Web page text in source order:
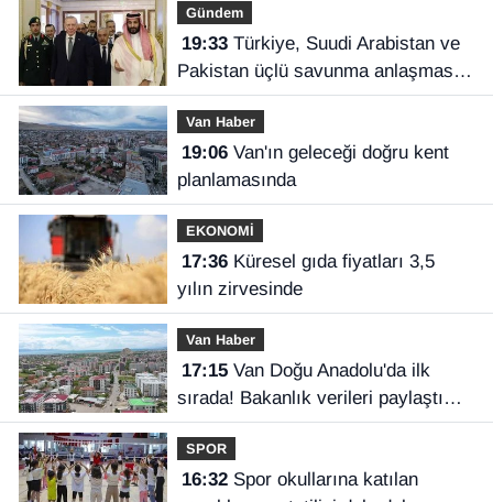
Gündem
19:33Türkiye, Suudi Arabistan ve
Pakistan üçlü savunma anlaşması
imzaladı
Van Haber
19:06Van'ın geleceği doğru kent
planlamasında
EKONOMİ
17:36Küresel gıda fiyatları 3,5
yılın zirvesinde
Van Haber
17:15Van Doğu Anadolu'da ilk
sırada! Bakanlık verileri paylaştı…
SPOR
16:32Spor okullarına katılan